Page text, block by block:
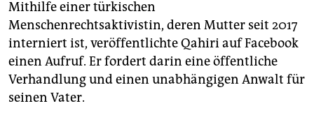
Mithilfe einer türkischen
Menschenrechtsaktivistin, deren Mutter seit 2017
interniert ist, veröffentlichte Qahiri auf Face­book
einen Aufruf. Er fordert darin eine öffentliche
Verhandlung und einen unabhängigen Anwalt für
seinen Vater.